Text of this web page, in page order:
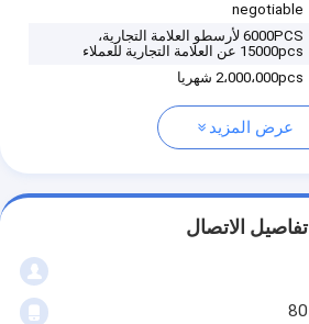
negotiable
6000PCS لأرسطو العلامة التجارية،
15000pcs عن العلامة التجارية للعملاء
2،000،000pcs شهريا
عرض المزيد
تفاصيل الاتصال